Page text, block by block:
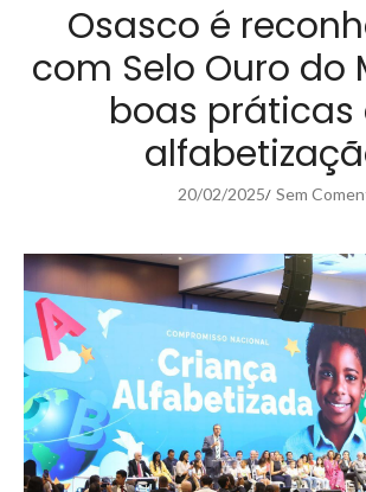
Osasco é
com Selo Ouro do
boas práticas
20/02/2025/ Sem